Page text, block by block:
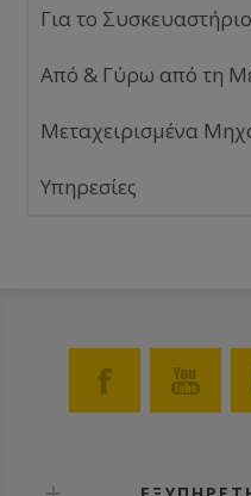
Για το Συσκευαστήριο
Από & Γύρω από τη
Μεταχειρισμένα
Υπηρεσίες